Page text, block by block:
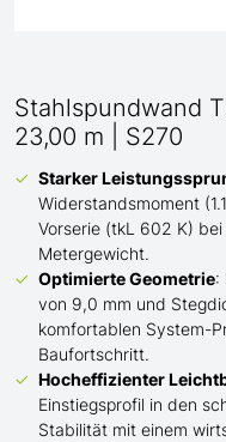
Stahlspundwand
23,00 m | S270
Starker
Widerstandsmoment
Vorserie (tkL 602 K)
Metergewicht.
Optimierte Geometrie:
von 9,0 mm und
komfortablen System-
Baufortschritt.
Hocheffizienter
Einstiegsprofil in den
Stabilität mit einem